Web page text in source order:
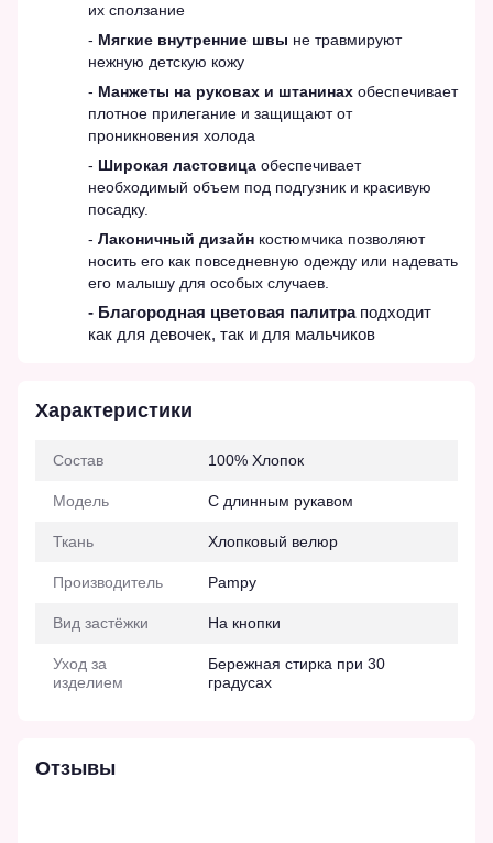
их сползание
- Мягкие внутренние швы не травмируют
нежную детскую кожу
- Манжеты на руковах и штанинах обеспечивает
плотное прилегание и защищают от
проникновения холода
- Широкая ластовица обеспечивает
необходимый объем под подгузник и красивую
посадку.
- Лаконичный дизайн костюмчика позволяют
носить его как повседневную одежду или надевать
его малышу для особых случаев.
- Благородная цветовая палитра подходит
как для девочек, так и для мальчиков
Характеристики
Состав 100% Хлопок
Модель С длинным рукавом
Ткань Хлопковый велюр
Производитель Pampy
Вид застёжки На кнопки
Уход за
изделием
Бережная стирка при 30
градусах
Отзывы